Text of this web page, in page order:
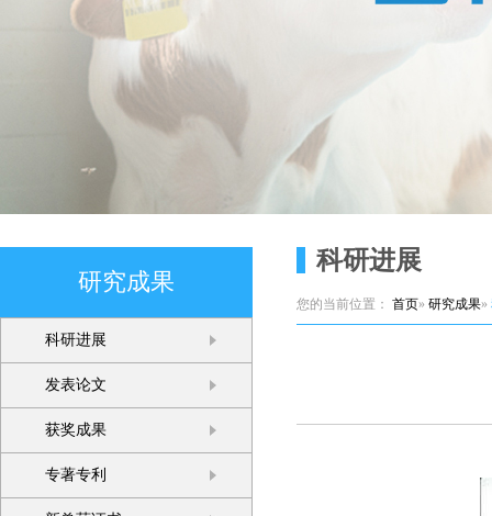
研究成果
科研进展
发表论文
获奖成果
专著专利
科研进展
您的当前位置： 首页» 研究成果»